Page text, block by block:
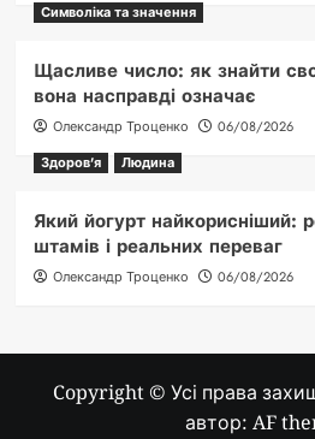
Символіка та значення
Щасливе число: як знайти
вона насправді означає
Олександр Троценко
06/08/2026
Здоров'я
Людина
Який йогурт найкорисніший:
штамів і реальних переваг
Олександр Троценко 06/08/2026
Copyright © Усі права
автор: AF